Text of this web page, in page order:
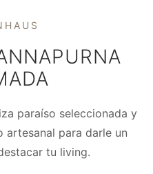
paraíso seleccionada y
artesanal para darle un
tu living.